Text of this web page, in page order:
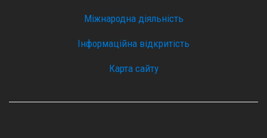
Міжнародна діяльність
Інформаційна відкритість
Карта сайту